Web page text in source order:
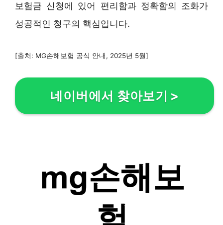
보험금 신청에 있어 편리함과 정확함의 조화가
성공적인 청구의 핵심입니다.
[출처: MG손해보험 공식 안내, 2025년 5월]
네이버에서 찾아보기 >